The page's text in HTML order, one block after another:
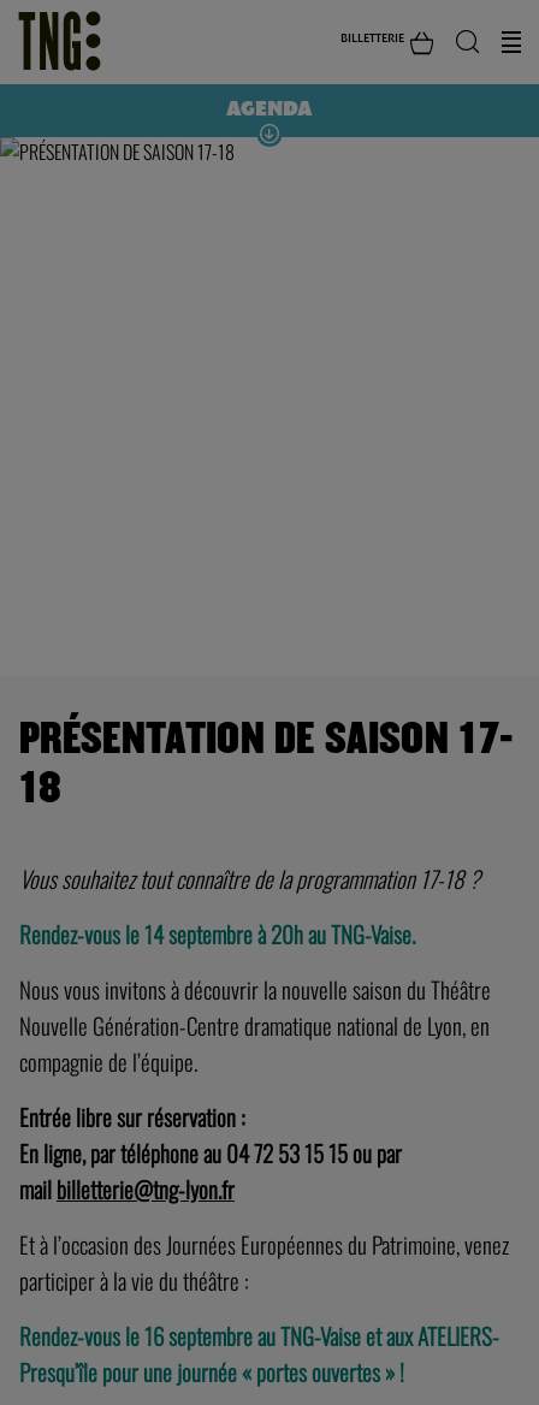
BILLETTERIE
AGENDA
PRÉSENTATION DE SAISON 17-
18
Vous souhaitez tout connaître de la programmation 17-18 ?
Rendez-vous le 14 septembre à 20h au TNG-Vaise.
Nous vous invitons à découvrir la nouvelle saison du Théâtre
Nouvelle Génération-Centre dramatique national de Lyon, en
compagnie de l’équipe.
Entrée libre sur réservation :
En ligne, par téléphone au 04 72 53 15 15 ou par
mailbilletterie@tng-lyon.fr
Et à l’occasion des Journées Européennes du Patrimoine, venez
participer à la vie du théâtre :
Rendez-vous le 16 septembre au TNG-Vaise et aux ATELIERS-
Presqu’île pour une journée « portes ouvertes » !